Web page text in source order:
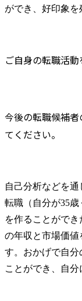
ができ、好印象を
ご自身の転職活
今後の転職候補
てください。
自己分析などを
転職（自分が35
を作ることがで
の年収と市場価値
す。おかげで自
ことができ、自分